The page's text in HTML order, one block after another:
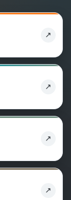
↗
↗
↗
↗